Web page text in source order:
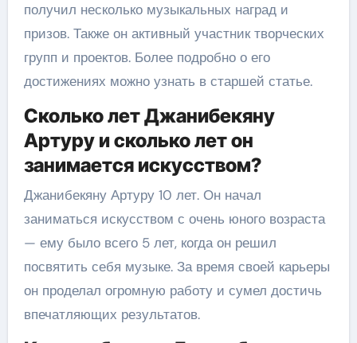
получил несколько музыкальных наград и
призов. Также он активный участник творческих
групп и проектов. Более подробно о его
достижениях можно узнать в старшей статье.
Сколько лет Джанибекяну
Артуру и сколько лет он
занимается искусством?
Джанибекяну Артуру 10 лет. Он начал
заниматься искусством с очень юного возраста
— ему было всего 5 лет, когда он решил
посвятить себя музыке. За время своей карьеры
он проделал огромную работу и сумел достичь
впечатляющих результатов.